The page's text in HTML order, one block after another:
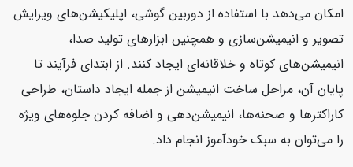
امکان می‌دهد با استفاده از دوربین گوشی، اپلیکیشن‌های ویرایش
تصویر و انیمیشن‌سازی و همچنین ابزارهای تولید صدا،
انیمیشن‌های کوتاه و خلاقانه‌ای ایجاد کنند. از ابتدای فرآیند تا
پایان آن، مراحل ساخت انیمیشن از جمله ایجاد داستان، طراحی
کاراکترها و صحنه‌ها، انیمیشن‌دهی و اضافه کردن جلوه‌های ویژه
را می‌توان به سبک خودآموز انجام داد.